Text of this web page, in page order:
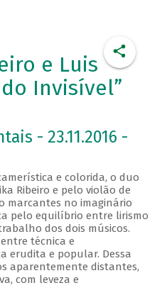
e Luis
Invisível”
- 23.11.2016 -
e colorida, o duo
Ribeiro e pelo violão de
marcantes no imaginário
pelo equilíbrio entre lirismo
dos dois músicos.
técnica e
erudita e popular. Dessa
aparentemente distantes,
com leveza e